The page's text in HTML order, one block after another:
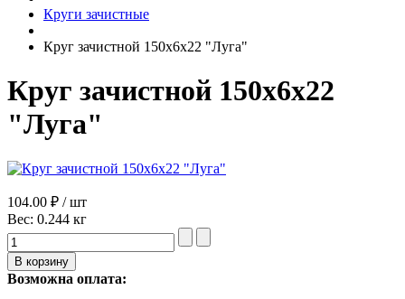
Круги зачистные
Круг зачистной 150х6х22 "Луга"
Круг зачистной 150х6х22
"Луга"
104.00 ₽ / шт
Вес: 0.244 кг
Возможна оплата: